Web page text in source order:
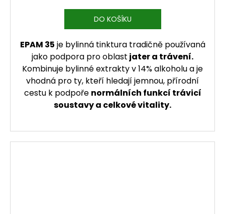
DO KOŠÍKU
EPAM 35 je bylinná tinktura tradičně používaná
jako podpora pro oblast jater a trávení.
Kombinuje bylinné extrakty v 14% alkoholu a je
vhodná pro ty, kteří hledají jemnou, přírodní
cestu k podpoře normálních funkcí trávicí
soustavy a celkové vitality.